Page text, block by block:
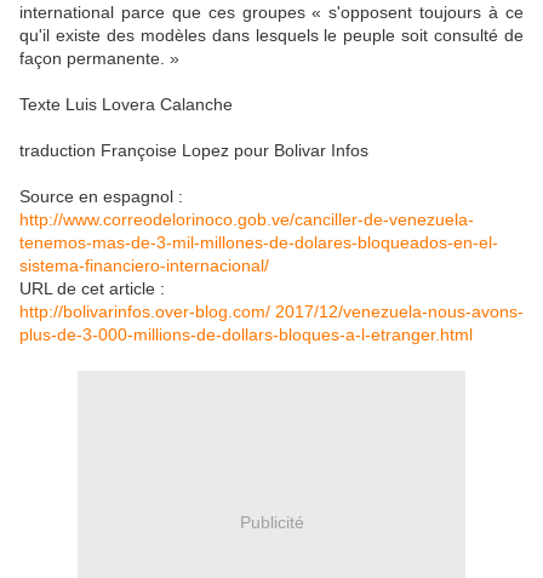
international parce que ces groupes « s'opposent toujours à ce
qu'il existe des modèles dans lesquels le peuple soit consulté de
façon permanente. »
Texte Luis Lovera Calanche
traduction Françoise Lopez pour Bolivar Infos
Source en espagnol :
http://www.correodelorinoco.gob.ve/canciller-de-venezuela-
tenemos-mas-de-3-mil-millones-de-dolares-bloqueados-en-el-
sistema-financiero-internacional/
URL de cet article :
http://bolivarinfos.over-blog.com/ 2017/12/venezuela-nous-avons-
plus-de-3-000-millions-de-dollars-bloques-a-l-etranger.html
Publicité